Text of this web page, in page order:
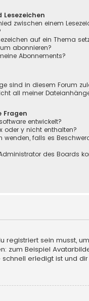
zwischen einem
auf ein Thema
abonnieren?
Abonnements?
sind in diesem Forum
all meiner
Fragen
entwickelt?
oder y nicht enthalten?
wenden, falls es
des Boards
sein musst,
zum Beispiel
erledigt ist und